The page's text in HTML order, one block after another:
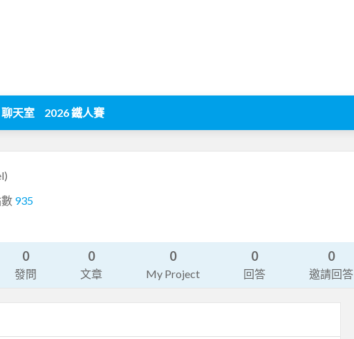
聊天室 2026 鐵人賽
935
0
發問
0
文章
0
My Project
0
回答
0
邀請回答